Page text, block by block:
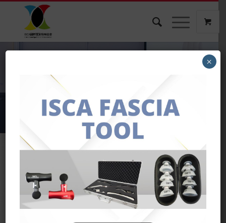
教育．學習．專業．創新
最新消息 聯絡我們
關於我們
×